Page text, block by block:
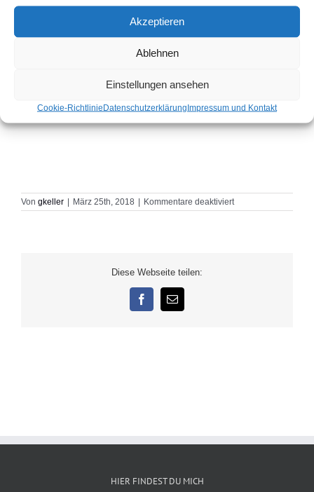
Akzeptieren
Ablehnen
Einstellungen ansehen
Cookie-RichtlinieDatenschutzerklärungImpressum und Kontakt
Von gkeller | März 25th, 2018 | Kommentare deaktiviertfür
People
Diese Webseite teilen:
Facebook
E-
Mail
HIER FINDEST DU MICH